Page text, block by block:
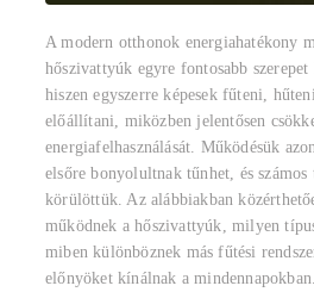
A modern otthonok energiahatékony
hőszivattyúk egyre fontosabb
hiszen egyszerre képesek fűteni,
előállítani, miközben jelentősen
energiafelhasználását. Működésük
elsőre bonyolultnak tűnhet, és
körülöttük. Az alábbiakban
működnek a hőszivattyúk, milyen
miben különböznek más fűtési
előnyöket kínálnak a mindennapokban.